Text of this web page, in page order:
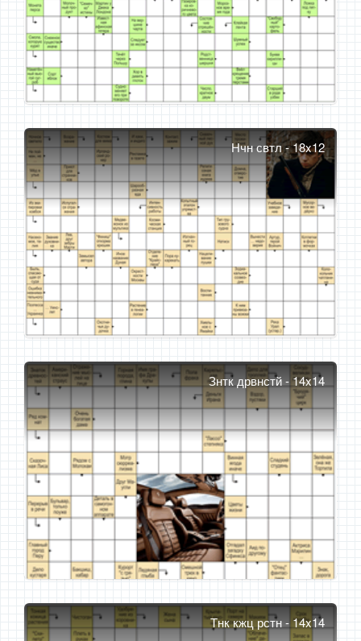
Нчн свтл - 18x12
Знтк дрвнстй - 14x14
Тнк кжц рстн - 14x14